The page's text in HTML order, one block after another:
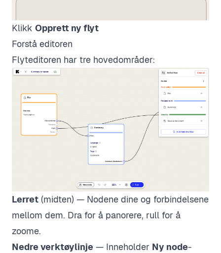
Klikk Opprett ny flyt
Forstå editoren
Flyteditoren har tre hovedområder:
Lerret (midten) — Nodene dine og forbindelsene
mellom dem. Dra for å panorere, rull for å
zoome.
Nedre verktøylinje — Inneholder Ny node-